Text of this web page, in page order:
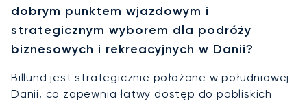
dobrym punktem wjazdowym i
strategicznym wyborem dla podróży
biznesowych i rekreacyjnych w Danii?
Billund jest strategicznie położone w południowej
Danii, co zapewnia łatwy dostęp do pobliskich